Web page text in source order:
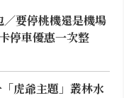
要停桃機還是機場
停車優惠一次整
「虎爺主題」叢林水